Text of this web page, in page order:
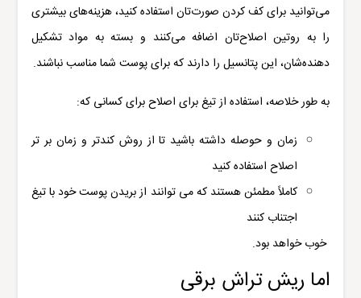
می‌توانید برای کف کردن صورت‌تان استفاده کنید، هزینه‌های بیشتری
را به روتین اصلاح‌تان اضافه می‌کنند و بسته به مواد تشکیل
دهنده‌شان، این پتانسیل را دارند که برای پوست شما مناسب نباشند.
به طور خلاصه، استفاده از تیغ برای اصلاح برای کسانی که:
زمان و حوصله داشته باشید تا از روش کندتر و زمان بر تر
اصلاح استفاده کنید
کاملاً مطمئن هستند که می توانند از بریدن پوست خود با تیغ
اجتناب کنند
خوب خواهد بود.
اما ریش تراش برقی